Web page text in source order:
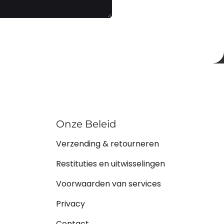
Onze Beleid
Verzending & retourneren
Restituties en uitwisselingen
Voorwaarden van services
Privacy